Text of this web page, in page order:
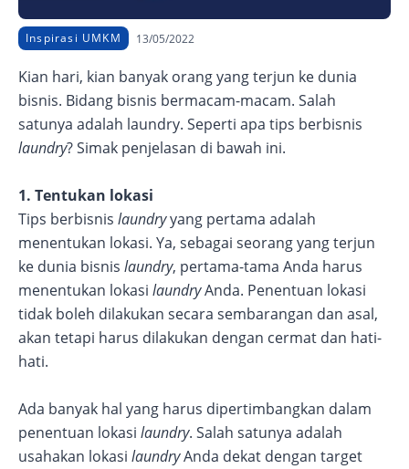
Inspirasi UMKM 13/05/2022
Kian hari, kian banyak orang yang terjun ke dunia
bisnis. Bidang bisnis bermacam-macam. Salah
satunya adalah laundry. Seperti apa tips berbisnis
laundry? Simak penjelasan di bawah ini.
1. Tentukan lokasi
Tips berbisnis laundryyang pertama adalah
menentukan lokasi. Ya, sebagai seorang yang terjun
ke dunia bisnis laundry, pertama-tama Anda harus
menentukan lokasi laundryAnda. Penentuan lokasi
tidak boleh dilakukan secara sembarangan dan asal,
akan tetapi harus dilakukan dengan cermat dan hati-
hati.
Ada banyak hal yang harus dipertimbangkan dalam
penentuan lokasi laundry. Salah satunya adalah
usahakan lokasi laundryAnda dekat dengan target